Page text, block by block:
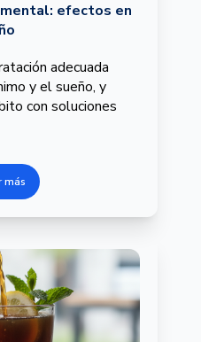
efectos en
adecuada
y el sueño, y
con soluciones
más